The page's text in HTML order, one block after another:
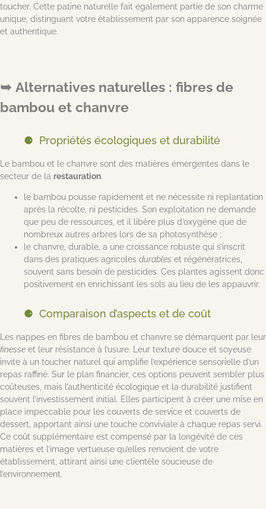
toucher. Cette patine naturelle fait également partie de son charme
unique, distinguant votre établissement par son apparence soignée
et authentique.
Alternatives naturelles : fibres de
bambou et chanvre
Propriétés écologiques et durabilité
Le bambou et le chanvre sont des matières émergentes dans le
secteur de la restauration.
le bambou pousse rapidement et ne nécessite ni replantation
après la récolte, ni pesticides. Son exploitation ne demande
que peu de ressources, et il libère plus d’oxygène que de
nombreux autres arbres lors de sa photosynthèse ;
le chanvre, durable, a une croissance robuste qui s’inscrit
dans des pratiques agricoles durables et régénératrices,
souvent sans besoin de pesticides. Ces plantes agissent donc
positivement en enrichissant les sols au lieu de les appauvrir.
Comparaison d’aspects et de coût
Les nappes en fibres de bambou et chanvre se démarquent par leur
finesse et leur résistance à l’usure. Leur texture douce et soyeuse
invite à un toucher naturel qui amplifie l’expérience sensorielle d’un
repas raffiné. Sur le plan financier, ces options peuvent sembler plus
coûteuses, mais l’authenticité écologique et la durabilité justifient
souvent l’investissement initial. Elles participent à créer une mise en
place impeccable pour les couverts de service et couverts de
dessert, apportant ainsi une touche conviviale à chaque repas servi.
Ce coût supplémentaire est compensé par la longévité de ces
matières et l’image vertueuse qu’elles renvoient de votre
établissement, attirant ainsi une clientèle soucieuse de
l’environnement.